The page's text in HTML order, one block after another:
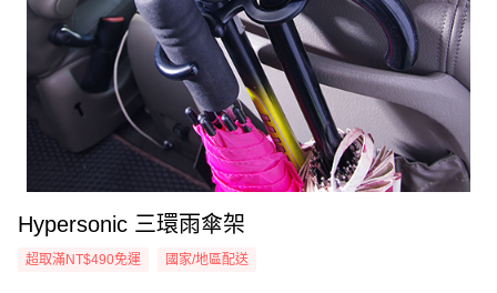
Hypersonic 三環雨傘架
超取滿NT$490免運 國家/地區配送